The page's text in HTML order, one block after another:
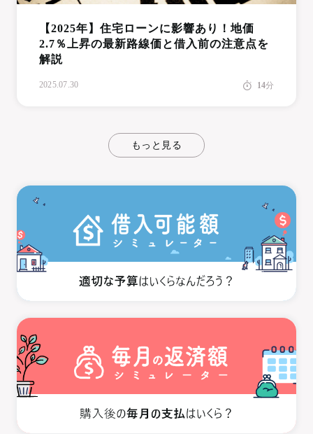
【2025年】住宅ローンに影響あり！地価
2.7％上昇の最新路線価と借入前の注意点を
解説
2025.07.30 14分
もっと見る